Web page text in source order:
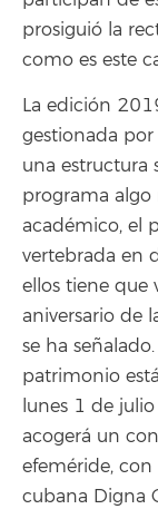
prosiguió la
como es este
La edición
gestionada
una estructura
programa algo
académico, el
vertebrada en
ellos tiene que
aniversario de
se ha
patrimonio
lunes 1 de
acogerá un
efeméride,
cubana Digna